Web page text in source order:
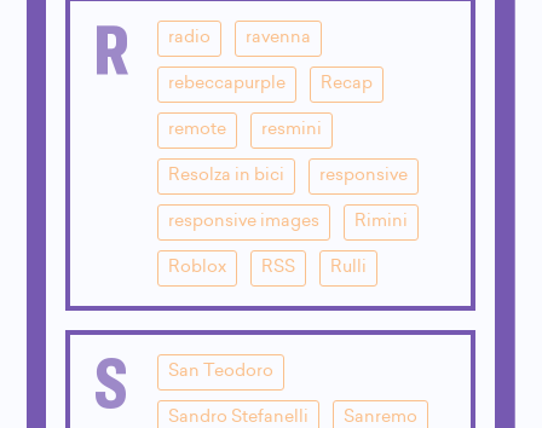
R radio ravenna
rebeccapurple Recap
remote resmini
Resolza in bici responsive
responsive images Rimini
Roblox RSS Rulli
S San Teodoro
Sandro Stefanelli Sanremo